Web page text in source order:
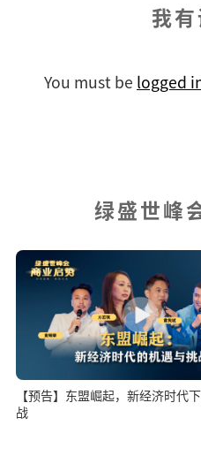
我
You must be logged
绿盛世峰
【预告】东盟崛起，新经济时代
战